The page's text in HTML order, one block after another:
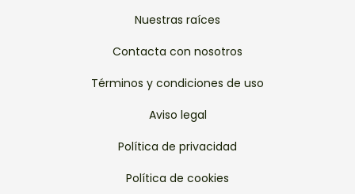
Nuestras raíces
Contacta con nosotros
Términos y condiciones de uso
Aviso legal
Política de privacidad
Política de cookies